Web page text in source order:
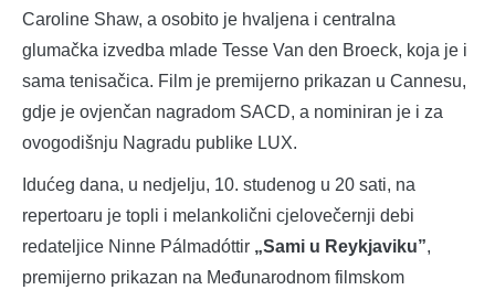
Caroline Shaw, a osobito je hvaljena i centralna
glumačka izvedba mlade Tesse Van den Broeck, koja je i
sama tenisačica. Film je premijerno prikazan u Cannesu,
gdje je ovjenčan nagradom SACD, a nominiran je i za
ovogodišnju Nagradu publike LUX.
Idućeg dana, u nedjelju, 10. studenog u 20 sati, na
repertoaru je topli i melankolični cjelovečernji debi
redateljice Ninne Pálmadóttir „Sami u Reykjaviku”,
premijerno prikazan na Međunarodnom filmskom